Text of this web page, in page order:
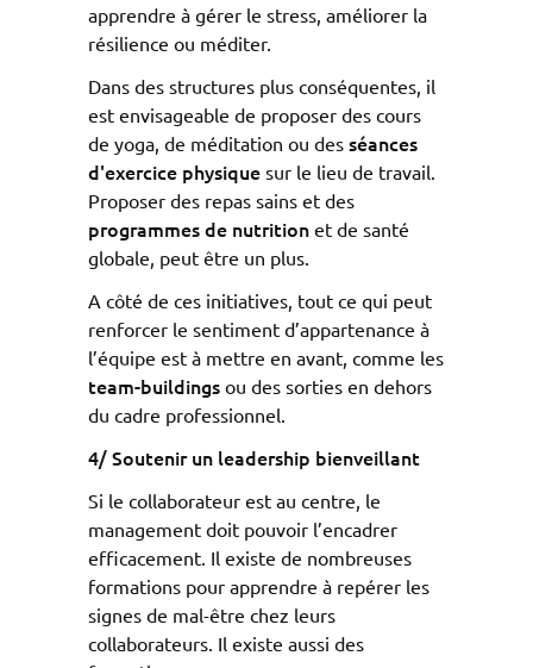
apprendre à gérer le stress, améliorer la
résilience ou méditer.
Dans des structures plus conséquentes, il
est envisageable de proposer des cours
de yoga, de méditation ou des séances
d'exercice physique sur le lieu de travail.
Proposer des repas sains et des
programmes de nutrition et de santé
globale, peut être un plus.
A côté de ces initiatives, tout ce qui peut
renforcer le sentiment d’appartenance à
l’équipe est à mettre en avant, comme les
team-buildings ou des sorties en dehors
du cadre professionnel.
4/ Soutenir un leadership bienveillant
Si le collaborateur est au centre, le
management doit pouvoir l’encadrer
efficacement. Il existe de nombreuses
formations pour apprendre à repérer les
signes de mal-être chez leurs
collaborateurs. Il existe aussi des